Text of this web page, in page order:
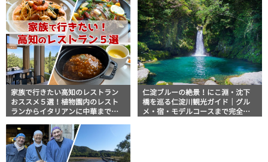
家族で行きたい高知のレストラン
おススメ５選！植物園内のレスト
ランからイタリアンに中華まで楽
仁淀ブルーの絶景！にこ淵・沈下
橋を巡る仁淀川観光ガイド｜グル
メ・宿・モデルコースまで完全網